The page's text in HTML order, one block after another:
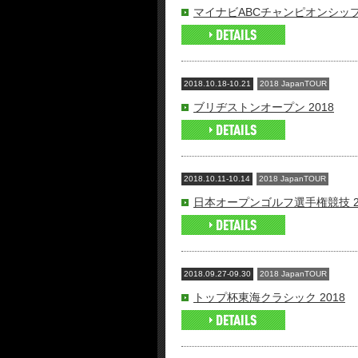
マイナビABCチャンピオンシッ
2018.10.18-10.21 2018 JapanTOUR
ブリヂストンオープン 2018
2018.10.11-10.14 2018 JapanTOUR
日本オープンゴルフ選手権競技
2018.09.27-09.30 2018 JapanTOUR
トップ杯東海クラシック 2018